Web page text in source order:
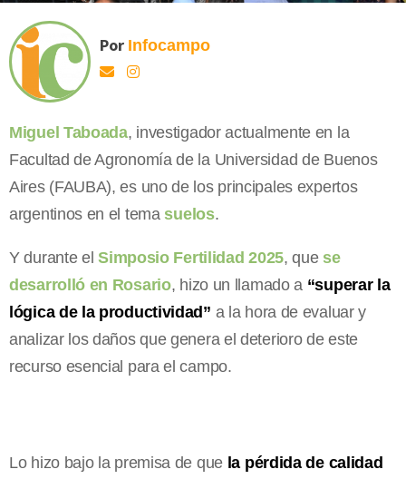
Por Infocampo
Miguel Taboada, investigador actualmente en la
Facultad de Agronomía de la Universidad de Buenos
Aires (FAUBA), es uno de los principales expertos
argentinos en el tema suelos.
Y durante elSimposio Fertilidad 2025, que se
desarrolló en Rosario, hizo un llamado a “superar la
lógica de la productividad” a la hora de evaluar y
analizar los daños que genera el deterioro de este
recurso esencial para el campo.
Lo hizo bajo la premisa de que la pérdida de calidad